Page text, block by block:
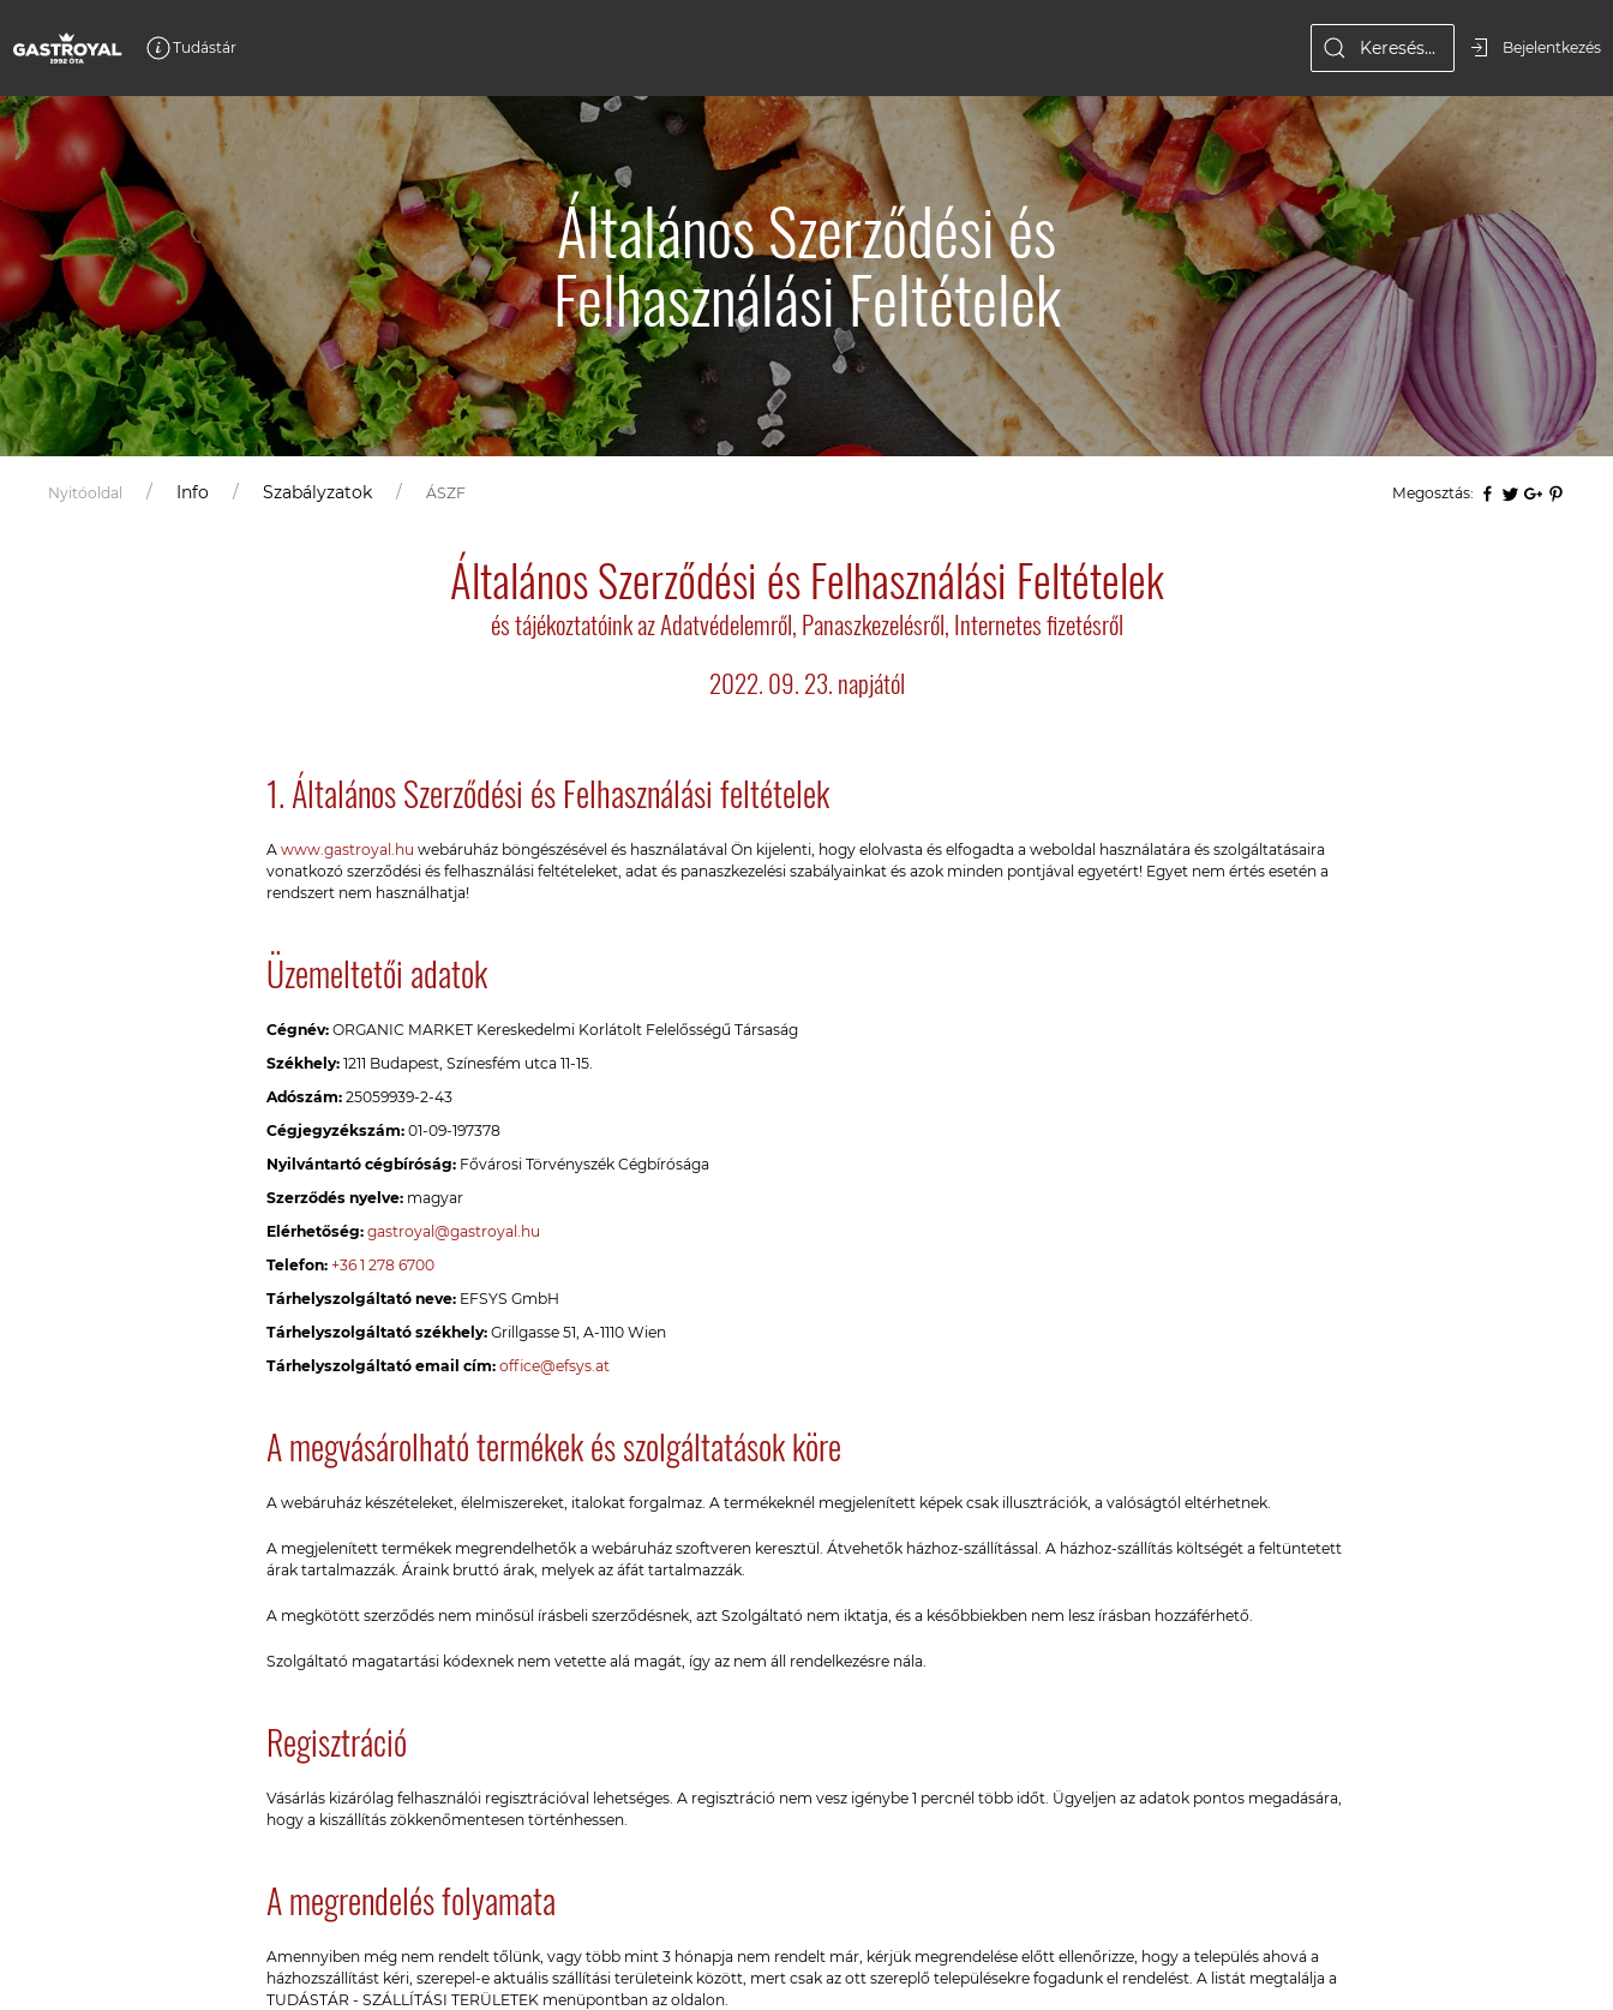
Tudástár Bejelentkezés
Általános Szerződési és
Felhasználási Feltételek
Nyitóoldal Info Szabályzatok ÁSZF Megosztás:
Általános Szerződési és Felhasználási Feltételek
és tájékoztatóink az Adatvédelemről, Panaszkezelésről, Internetes fizetésről
2022. 09. 23. napjától
1. Általános Szerződési és Felhasználási feltételek
A www.gastroyal.hu webáruház böngészésével és használatával Ön kijelenti, hogy elolvasta és elfogadta a weboldal használatára és szolgáltatásaira
vonatkozó szerződési és felhasználási feltételeket, adat és panaszkezelési szabályainkat és azok minden pontjával egyetért! Egyet nem értés esetén a
rendszert nem használhatja!
Üzemeltetői adatok
Cégnév: ORGANIC MARKET Kereskedelmi Korlátolt Felelősségű Társaság
Székhely: 1211 Budapest, Színesfém utca 11-15.
Adószám: 25059939-2-43
Cégjegyzékszám: 01-09-197378
Nyilvántartó cégbíróság: Fővárosi Törvényszék Cégbírósága
Szerződés nyelve: magyar
Elérhetőség: gastroyal@gastroyal.hu
Telefon: +36 1 278 6700
Tárhelyszolgáltató neve: EFSYS GmbH
Tárhelyszolgáltató székhely: Grillgasse 51, A-1110 Wien
Tárhelyszolgáltató email cím: office@efsys.at
A megvásárolható termékek és szolgáltatások köre
A webáruház készételeket, élelmiszereket, italokat forgalmaz. A termékeknél megjelenített képek csak illusztrációk, a valóságtól eltérhetnek.
A megjelenített termékek megrendelhetők a webáruház szoftveren keresztül. Átvehetők házhoz-szállítással. A házhoz-szállítás költségét a feltüntetett
árak tartalmazzák. Áraink bruttó árak, melyek az áfát tartalmazzák.
A megkötött szerződés nem minősül írásbeli szerződésnek, azt Szolgáltató nem iktatja, és a későbbiekben nem lesz írásban hozzáférhető.
Szolgáltató magatartási kódexnek nem vetette alá magát, így az nem áll rendelkezésre nála.
Regisztráció
Vásárlás kizárólag felhasználói regisztrációval lehetséges. A regisztráció nem vesz igénybe 1 percnél több időt. Ügyeljen az adatok pontos megadására,
hogy a kiszállítás zökkenőmentesen történhessen.
A megrendelés folyamata
Amennyiben még nem rendelt tőlünk, vagy több mint 3 hónapja nem rendelt már, kérjük megrendelése előtt ellenőrizze, hogy a település ahová a
házhozszállítást kéri, szerepel-e aktuális szállítási területeink között, mert csak az ott szereplő településekre fogadunk el rendelést. A listát megtalálja a
TUDÁSTÁR - SZÁLLÍTÁSI TERÜLETEK menüpontban az oldalon.